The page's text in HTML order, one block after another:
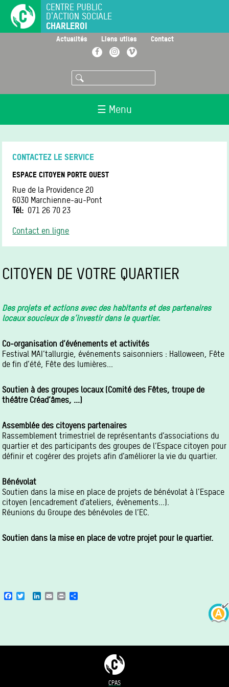
principal
CENTRE PUBLIC
D'ACTION SOCIALE
CHARLEROI
Actualités Liens utiles Contact
FacebookInstagramVimeo
Rechercher
☰ Menu
CONTACTEZ LE SERVICE
ESPACE CITOYEN PORTE OUEST
Rue de la Providence 20
6030 Marchienne-au-Pont
Tél
071 26 70 23
Contact en ligne
CITOYEN DE VOTRE QUARTIER
Des projets et actions avec des habitants et des partenaires
locaux soucieux de s’investir dans le quartier.
Co-organisation d’événements et activités
Festival MAI’tallurgie, événements saisonniers : Halloween, Fête
de fin d’été, Fête des lumières...
Soutien à des groupes locaux (Comité des Fêtes, troupe de
théâtre Créad’âmes, ...)
Assemblée des citoyens partenaires
Rassemblement trimestriel de représentants d’associations du
quartier et des participants des groupes de l’Espace citoyen pour
définir et cogérer des projets afin d’améliorer la vie du quartier.
Bénévolat
Soutien dans la mise en place de projets de bénévolat à l’Espace
citoyen (encadrement d’ateliers, évènements...).
Réunions du Groupe des bénévoles de l’EC.
Soutien dans la mise en place de votre projet pour le quartier.
Facebook
TwitterLinkedIn
EmailPrint
CPAS